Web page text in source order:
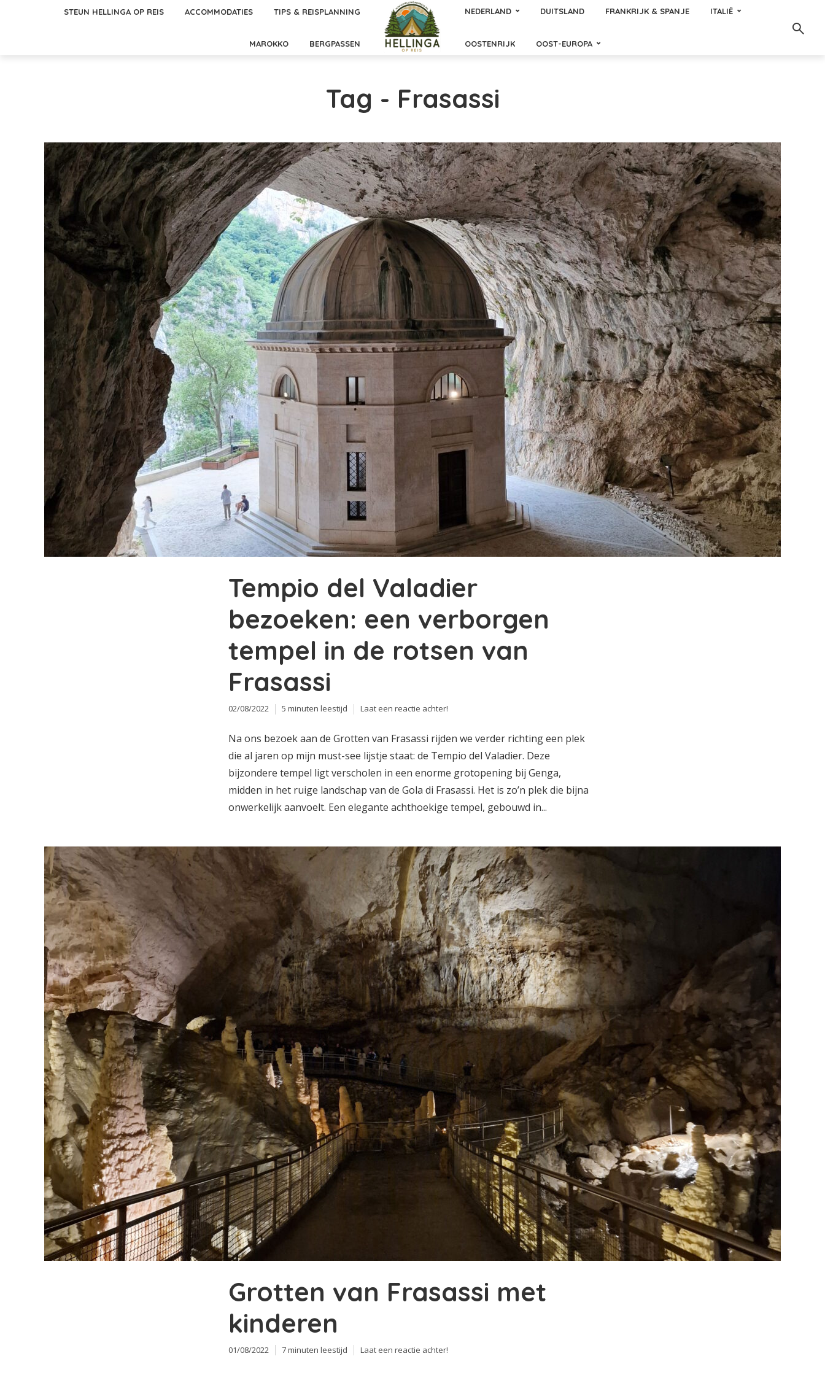
STEUN HELLINGA OP REIS ACCOMMODATIES TIPS & REISPLANNING
MAROKKO BERGPASSEN
NEDERLAND DUITSLAND FRANKRIJK & SPANJE ITALIË
OOSTENRIJK OOST-EUROPA
Tag - Frasassi
Tempio del Valadier
bezoeken: een verborgen
tempel in de rotsen van
Frasassi
02/08/2022 5 minuten leestijd Laat een reactie achter!
Na ons bezoek aan de Grotten van Frasassi rijden we verder richting een plek
die al jaren op mijn must-see lijstje staat: de Tempio del Valadier. Deze
bijzondere tempel ligt verscholen in een enorme grotopening bij Genga,
midden in het ruige landschap van de Gola di Frasassi. Het is zo’n plek die bijna
onwerkelijk aanvoelt. Een elegante achthoekige tempel, gebouwd in...
Grotten van Frasassi met
kinderen
01/08/2022 7 minuten leestijd Laat een reactie achter!